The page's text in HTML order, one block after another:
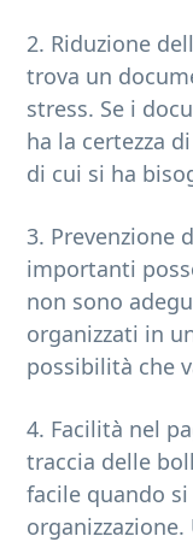
2. Riduzione
trova un
stress. Se i
ha la certezza
di cui si ha
3. Prevenzione
importanti
non sono
organizzati in
possibilità che
4. Facilità nel
traccia delle
facile quando